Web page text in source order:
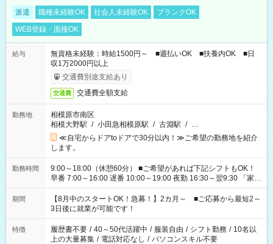
派遣 職種未経験OK 社会人未経験OK
ブランクOK
WEB登録・面接OK
給与
無資格未経験：時給1500円～ ■週払いOK ■扶養内OK ■日
収1万2000円以上
交通費別途支給あり
交通費 交通費全額支給
勤務地
相模原市南区
相模大野駅 / 小田急相模原駅 / 古淵駅 / …
≪自宅からドアtoドアで30分以内！≫ご希望の勤務地を紹介
します。
勤務時間
9:00～18:00（休憩60分） ■ご希望があれば下記シフトもOK！
早番 7:00～16:00 遅番 10:00～19:00 夜勤 16:30～翌9:30 「家族
と休みを合わせたい」 「余裕を持って夕飯の準備がしたい」
「できれば残業はしたくない」 など、ご希望を教えてください
ね。 ※Wワーク希望の方へ 今ご覧のお仕事で希望する勤務時間
と、もう1つのお仕事の勤務時間。 合計で週40時間を超える場
合は応募できません。
期間
【8月中のスタートOK！急募！】2カ月～ ■ご応募から最短2～
3日後に就業が可能です！
特徴 履歴書不要 / 40～50代活躍中 / 服装自由 / シフト勤務 / 10名以
上の大量募集 / 電話対応なし / パソコンスキル不要